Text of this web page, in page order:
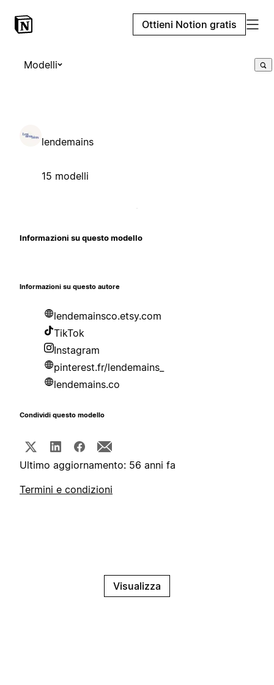
Ottieni Notion gratis
Modelli
lendemains
15 modelli
Informazioni su questo modello
Informazioni su questo autore
lendemainsco.etsy.com
TikTok
Instagram
pinterest.fr/lendemains_
lendemains.co
Condividi questo modello
Ultimo aggiornamento: 56 anni fa
Termini e condizioni
Visualizza